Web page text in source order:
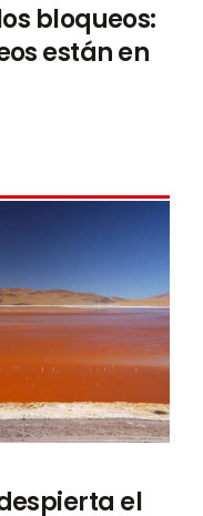
bloqueos:
están en
el